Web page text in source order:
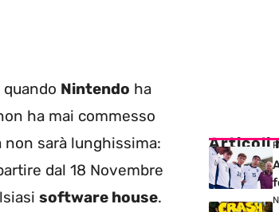
Nintendo ha
ha mai commesso
sarà lunghissima:
dal 18 Novembre
software house.
Articoli